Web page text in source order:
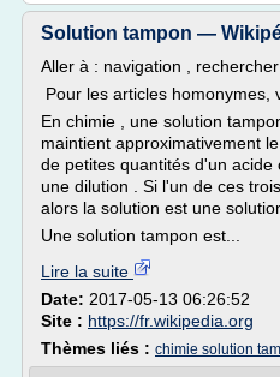
Solution tampon —
Aller à : navigation , rechercher
Pour les articles homonymes,
En chimie , une solution
maintient approximativement
de petites quantités d'un
une dilution . Si l'un de ces
alors la solution est une
Une solution tampon est...
Lire la suite
Date: 2017-05-13 06:26:52
Site : https://fr.wikipedia.org
Thèmes liés : chimie solution